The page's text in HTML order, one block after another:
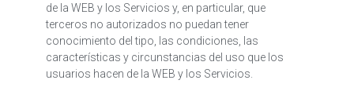
de la WEB y los Servicios y, en particular, que
terceros no autorizados no puedan tener
conocimiento del tipo, las condiciones, las
características y circunstancias del uso que los
usuarios hacen de la WEB y los Servicios.